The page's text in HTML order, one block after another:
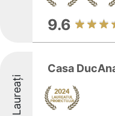
9.6
Laureați
Casa